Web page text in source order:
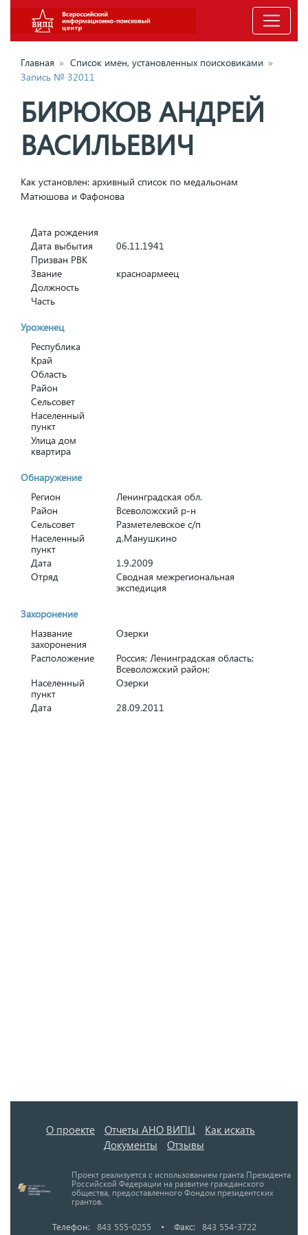
Главная » Список имен, установленных поисковиками »
Запись № 32011
БИРЮКОВ АНДРЕЙ
ВАСИЛЬЕВИЧ
Как установлен: архивный список по медальонам
Матюшова и Фафонова
Дата рождения
Дата выбытия
06.11.1941
Призван РВК
Звание
красноармеец
Должность
Часть
Уроженец
Республика
Край
Область
Район
Сельсовет
Населенный
пункт
Улица дом
квартира
Обнаружение
Регион
Ленинградская обл.
Район
Всеволожский р-н
Сельсовет
Разметелевское с/п
Населенный
пункт
д.Манушкино
Дата
1.9.2009
Отряд
Сводная межрегиональная
экспедиция
Захоронение
Название
захоронения
Озерки
Расположение
Россия; Ленинградская область;
Всеволожский район;
Населенный
пункт
Озерки
Дата
28.09.2011
О проекте Отчеты АНО ВИПЦ
Как искать
Документы
Отзывы
Проект реализуется с использованием гранта Президента
Российской Федерации на развитие гражданского
общества, предоставленного Фондом президентских
грантов.
Телефон: 843 555-0255 • Факс:
843 554-3722